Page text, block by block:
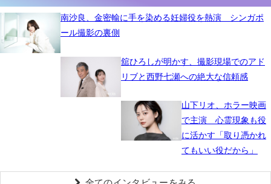
南沙良、金密輸に手を染める妊婦役を熱演 シンガポ
ール撮影の裏側
舘ひろしが明かす、撮影現場でのアド
リブと西野七瀬への絶大な信頼感
山下リオ、ホラー映画
で主演 心霊現象も役
に活かす「取り憑かれ
てもいい役だから」